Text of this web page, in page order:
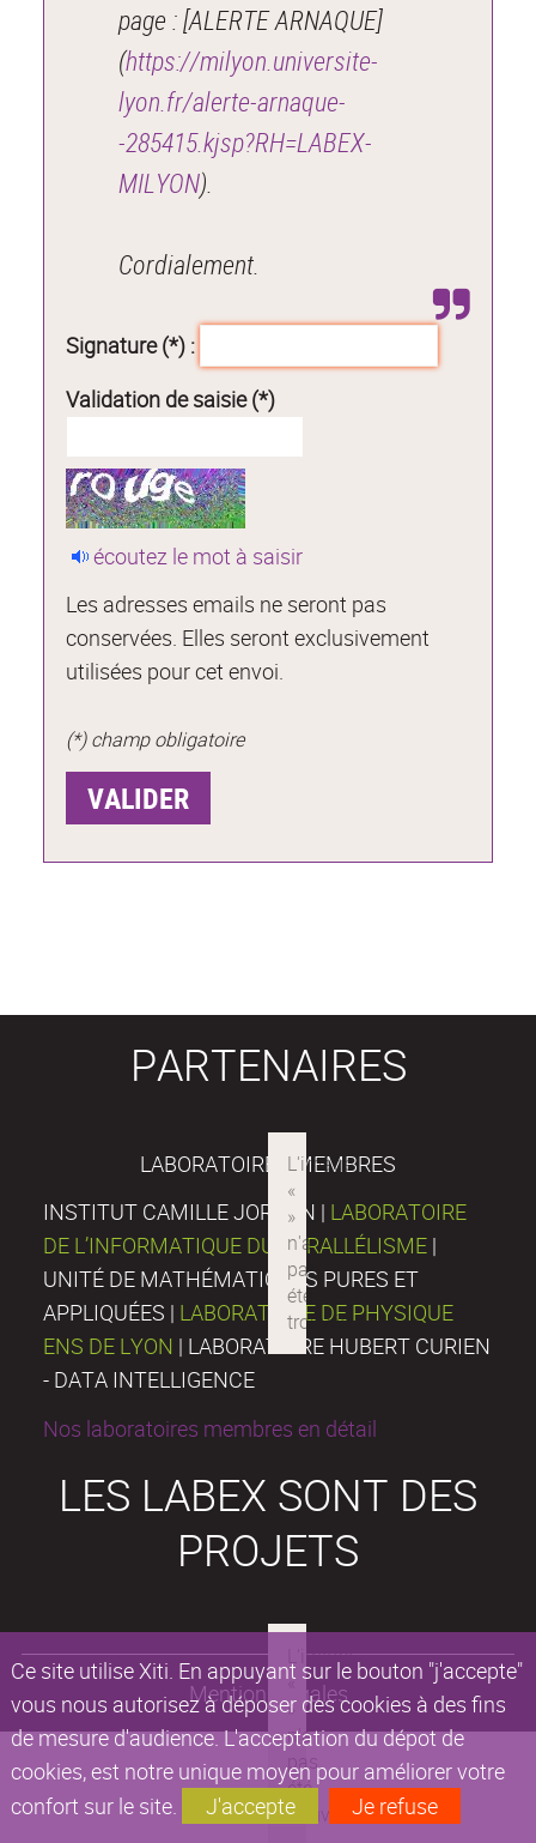
Ce site utilise Xiti. En appuyant sur le bouton "j'accepte"
vous nous autorisez à déposer des cookies à des fins
de mesure d'audience. L'acceptation du dépot de
cookies, est notre unique moyen pour améliorer votre
confort sur le site.
J'accepte Je refuse
page : [ALERTE ARNAQUE]
(https://milyon.universite-
lyon.fr/alerte-arnaque-
-285415.kjsp?RH=LABEX-
MILYON).
Cordialement.
Signature (*) :
Validation de saisie (*)
écoutez le mot à saisir
Les adresses emails ne seront pas
conservées. Elles seront exclusivement
utilisées pour cet envoi.
(*) champ obligatoire
PARTENAIRES
LABORATOIRES MEMBRES
INSTITUT CAMILLE JORDAN | LABORATOIRE
DE L’INFORMATIQUE DU PARALLÉLISME |
UNITÉ DE MATHÉMATIQUES PURES ET
APPLIQUÉES | LABORATOIRE DE PHYSIQUE
ENS DE LYON | LABORATOIRE HUBERT CURIEN
- DATA INTELLIGENCE
Nos laboratoires membres en détail
LES LABEX SONT DES
PROJETS
Mentions légales